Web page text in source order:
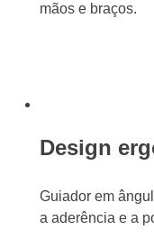
mãos e braços.
Design
Guiador em
a aderência e a